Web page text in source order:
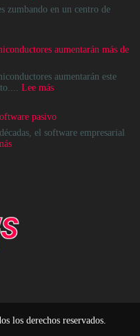
zumbando en un centro de
aumentarán más de
aumentarán este
Lee más:
por
semiconductores
pasivo
el software empresarial
:
software
pasivo
los derechos reservados.